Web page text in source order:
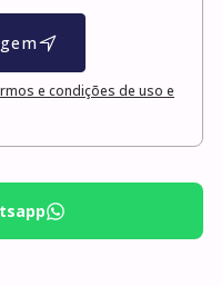
e condições de uso e